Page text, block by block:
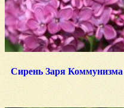
Сирень Заря Коммунизма